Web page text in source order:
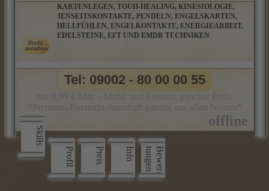
KARTENLEGEN, TOUH-HEALING, KINESIOLOGIE,
JENSEITSKONTAKTE, PENDELN, ENGELSKARTEN,
HELLFÜHLEN, ENGELKONTAKTE, ENERGIEARBEIT,
EDELSTEINE, EFT UND EMDR TECHNIKEN
Skills
Profil
Preis Info B
e
w
e
r
­
t
u
n
g
e
n
Tel: 09002 - 80 00 00 55